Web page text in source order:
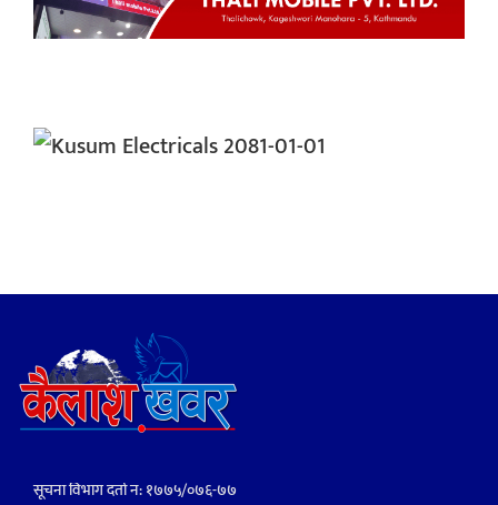
सूचना विभाग दर्ता नं: १७७५/०७६-७७